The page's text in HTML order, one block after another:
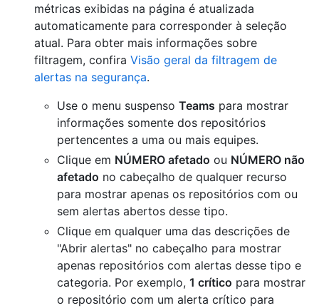
métricas exibidas na página é atualizada
automaticamente para corresponder à seleção
atual. Para obter mais informações sobre
filtragem, confira Visão geral da filtragem de
alertas na segurança.
Use o menu suspenso Teams para mostrar
informações somente dos repositórios
pertencentes a uma ou mais equipes.
Clique em NÚMERO afetado ou NÚMERO não
afetado no cabeçalho de qualquer recurso
para mostrar apenas os repositórios com ou
sem alertas abertos desse tipo.
Clique em qualquer uma das descrições de
"Abrir alertas" no cabeçalho para mostrar
apenas repositórios com alertas desse tipo e
categoria. Por exemplo, 1 crítico para mostrar
o repositório com um alerta crítico para